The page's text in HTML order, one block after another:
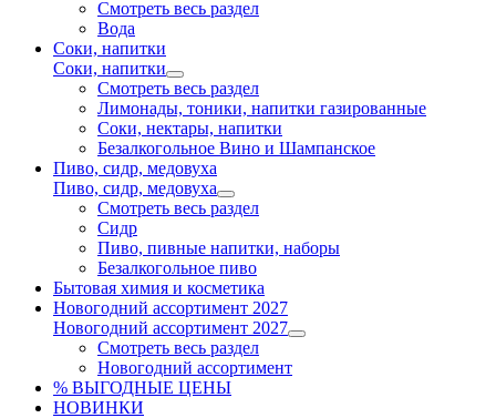
Смотреть весь раздел
Вода
Соки, напитки
Соки, напитки
Смотреть весь раздел
Лимонады, тоники, напитки газированные
Соки, нектары, напитки
Безалкогольное Вино и Шампанское
Пиво, сидр, медовуха
Пиво, сидр, медовуха
Смотреть весь раздел
Сидр
Пиво, пивные напитки, наборы
Безалкогольное пиво
Бытовая химия и косметика
Новогодний ассортимент 2027
Новогодний ассортимент 2027
Смотреть весь раздел
Новогодний ассортимент
% ВЫГОДНЫЕ ЦЕНЫ
НОВИНКИ